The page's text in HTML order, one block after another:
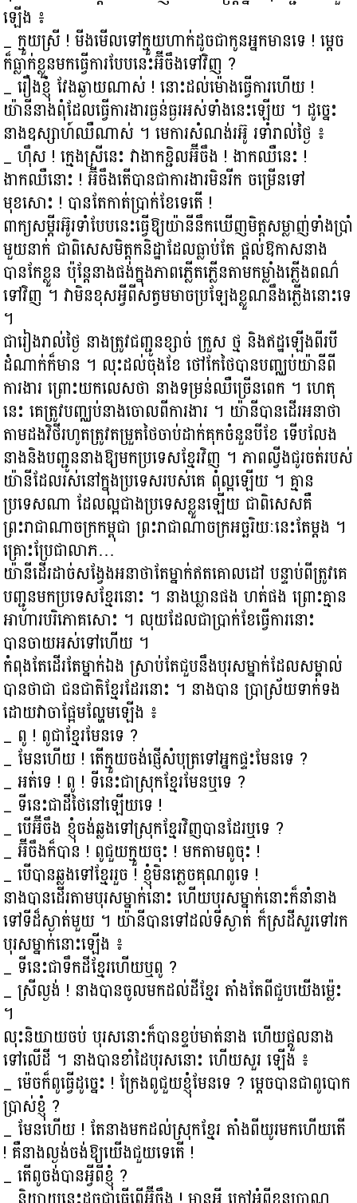
ឡើង ៖
_ ក្មួយស្រី ! មីងមើលទៅក្មួយហាក់ដូចជាកូនអ្នកមានទេ ! ម្ដេច
ក៏ធ្លាក់ខ្លួនមកធ្វើការបែបនេះអ៊ីចឹងទៅវិញ ?
_ រឿងខ្ញុំ វែងឆ្ងាយណាស់ ! នោះដល់ម៉ោងធ្វើការហើយ !
យ៉ានីនាងពុំដែលធ្វើការងារធ្ងន់ធ្ងរអស់ទាំងនេះឡើយ ។ ដូច្នេះ
នាងឧស្សាហ៍ឈឺណាស់ ។ មេការសំណង់រអ៊ូ រទាំរាល់ថ្ងៃ ៖
_ ហ៊ឹស ! ក្មេងស្រីនេះ វាងាកខ្ជិលអ៊ីចឹង ! ងាកឈឺនេះ !
ងាកឈឺនោះ ! អ៊ីចឹងតើបានជាការងារមិនរីក ចម្រើនទៅ
មុខសោះ ! បានតែកាត់ប្រាក់ខែទេតើ !
ពាក្យសម្ដីរអ៊ូរទាំបែបនេះធ្វើឱ្យយ៉ានីនឹកឃើញមិត្តសម្លាញ់ទាំងប្រាំ
មួយនាក់ ជាពិសេសមិត្តកនិដ្ឋាដែលធ្លាប់តែ ផ្ដល់ឱកាសនាង
បានកែខ្លួន ប៉ុន្តែនាងផង់ក្នុងភាពភ្លើតភ្លើនតាមកម្លាំងភ្លើងពណ៌
ទៅវិញ ។ វាមិនខុសអ្វីពីសត្វមមាចប្រឡែងខ្លួណនឹងភ្លើងនោះទេ
។
ជារៀងរាល់ថ្ងៃ នាងត្រូវជញ្ជូនខ្សាច់ ក្រួស ថ្ម និងឥដ្ឋឡើងពីរបី
ដំណាក់ក៏មាន ។ លុះដល់ចុងខែ ថៅកែថៃបានបញ្ឈប់យ៉ានីពី
ការងារ ព្រោះយកលេសថា នាងទម្រន់ឈឺច្រើនពេក ។ ហេតុ
នេះ គេត្រូវបញ្ឈប់នាងចោលពីការងារ ។ យ៉ានីបានដើរអនាថា
តាមដងវិថីរហូតត្រូវតម្រួតថៃចាប់ដាក់គុកចំនួនបីខែ ទើបលែង
នាងនិងបញ្ជូននាងឱ្យមកប្រទេសខ្មែរវិញ ។ ភាពល្វីងជូរចត់របស់
យ៉ានីដែលរស់នៅក្នុងប្រទេសរបស់គេ ពុំល្អឡើយ ។ គ្មាន
ប្រទេសណា ដែលល្អជាងប្រទេសខ្លួនឡើយ ជាពិសេសគឺ
ព្រះរាជាណាចក្រកម្ពុជា ព្រះរាជាណាចក្រអច្ឆរិយៈនេះតែម្ដង ។
គ្រោះប្រែជាលាភ…
យ៉ានីដើរដាច់សង្វែងអនាថាតែម្នាក់ឥតគោលដៅ បន្ទាប់ពីត្រូវគេ
បញ្ជូនមកប្រទេសខ្មែរនោះ ។ នាងឃ្លានផង ហត់ផង ព្រោះគ្មាន
អាហារបរិភោគសោះ ។ លុយដែលជាប្រាក់ខែធ្វើការនោះ
បានចាយអស់ទៅហើយ ។
កំពុងតែដើរតែម្នាក់ឯង ស្រាប់តែជួបនឹងបុរសម្នាក់ដែលសម្គាល់
បានថាជា ជនជាតិខ្មែរដែរនោះ ។ នាងបាន ប្រាស្រ័យទាក់ទង
ដោយវាចាផ្អែមល្ហែមឡើង ៖
_ ពូ ! ពូជាខ្មែរមែនទេ ?
_ មែនហើយ ! តើក្មួយចង់ផ្ញើសំបុត្រទៅអ្នកផ្ទះមែនទេ ?
_ អត់ទេ ! ពូ ! ទីនេះជាស្រុកខ្មែរមែនឬទេ ?
_ ទីនេះជាដីថៃនៅឡើយទេ !
_ បើអ៊ីចឹង ខ្ញុំចង់ឆ្លងទៅស្រុកខ្មែរវិញបានដែរឬទេ ?
_ អ៊ីចឹងក៏បាន ! ពូជួយក្មួយចុះ ! មកតាមពូចុះ !
_ បើបានឆ្លងទៅខ្មែររួច ! ខ្ញុំមិនភ្លេចគុណពូទេ !
នាងបានដើរតាមបុរសម្នាក់នោះ ហើយបុរសម្នាក់នោះក៏នាំនាង
ទៅទីដ៏ស្ងាត់មួយ ។ យ៉ានីបានទៅដល់ទីស្ងាត់ ក៏ស្រដីសួរទៅរក
បុរសម្នាក់នោះឡើង ៖
_ ទីនេះជាទឹកដីខ្មែរហើយឬពូ ?
_ ស្រីល្ងង់ ! នាងបានចូលមកដល់ដីខ្មែរ តាំងតែពីជួបយើងម្ល៉េះ
។
លុះនិយាយចប់ បុរសនោះក៏បានខ្ទប់មាត់នាង ហើយផ្ដួលនាង
ទៅលើដី ។ នាងបានខាំដៃបុរសនោះ ហើយសួរ ឡើង ៖
_ ម៉េចក៏ពូធ្វើដូច្នេះ ! ក្រែងពូជួយខ្ញុំមែនទេ ? ម្ដេចបានជាពូបោក
ប្រាស់ខ្ញុំ ?
_ មែនហើយ ! តែនាងមកដល់ស្រុកខ្មែរ តាំងពីយូរមកហើយតើ
! គឺនាងល្ងង់ចង់ឱ្យយើងជួយទេតើ !
_ តើពូចង់បានអ្វីពីខ្ញុំ ?